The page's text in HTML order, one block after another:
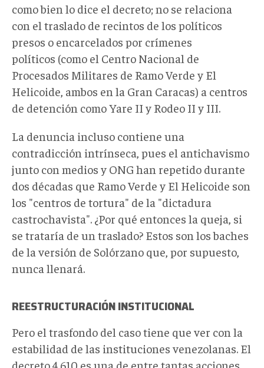
como bien lo dice el decreto; no se relaciona
con el traslado de recintos de los políticos
presos o encarcelados por crímenes
políticos (como el Centro Nacional de
Procesados Militares de Ramo Verde y El
Helicoide, ambos en la Gran Caracas) a centros
de detención como Yare II y Rodeo II y III.
La denuncia incluso contiene una
contradicción intrínseca, pues el antichavismo
junto con medios y ONG han repetido durante
dos décadas que Ramo Verde y El Helicoide son
los "centros de tortura" de la "dictadura
castrochavista". ¿Por qué entonces la queja, si
se trataría de un traslado? Estos son los baches
de la versión de Solórzano que, por supuesto,
nunca llenará.
REESTRUCTURACIÓN INSTITUCIONAL
Pero el trasfondo del caso tiene que ver con la
estabilidad de las instituciones venezolanas. El
decreto 4.610 es una de entre tantas acciones